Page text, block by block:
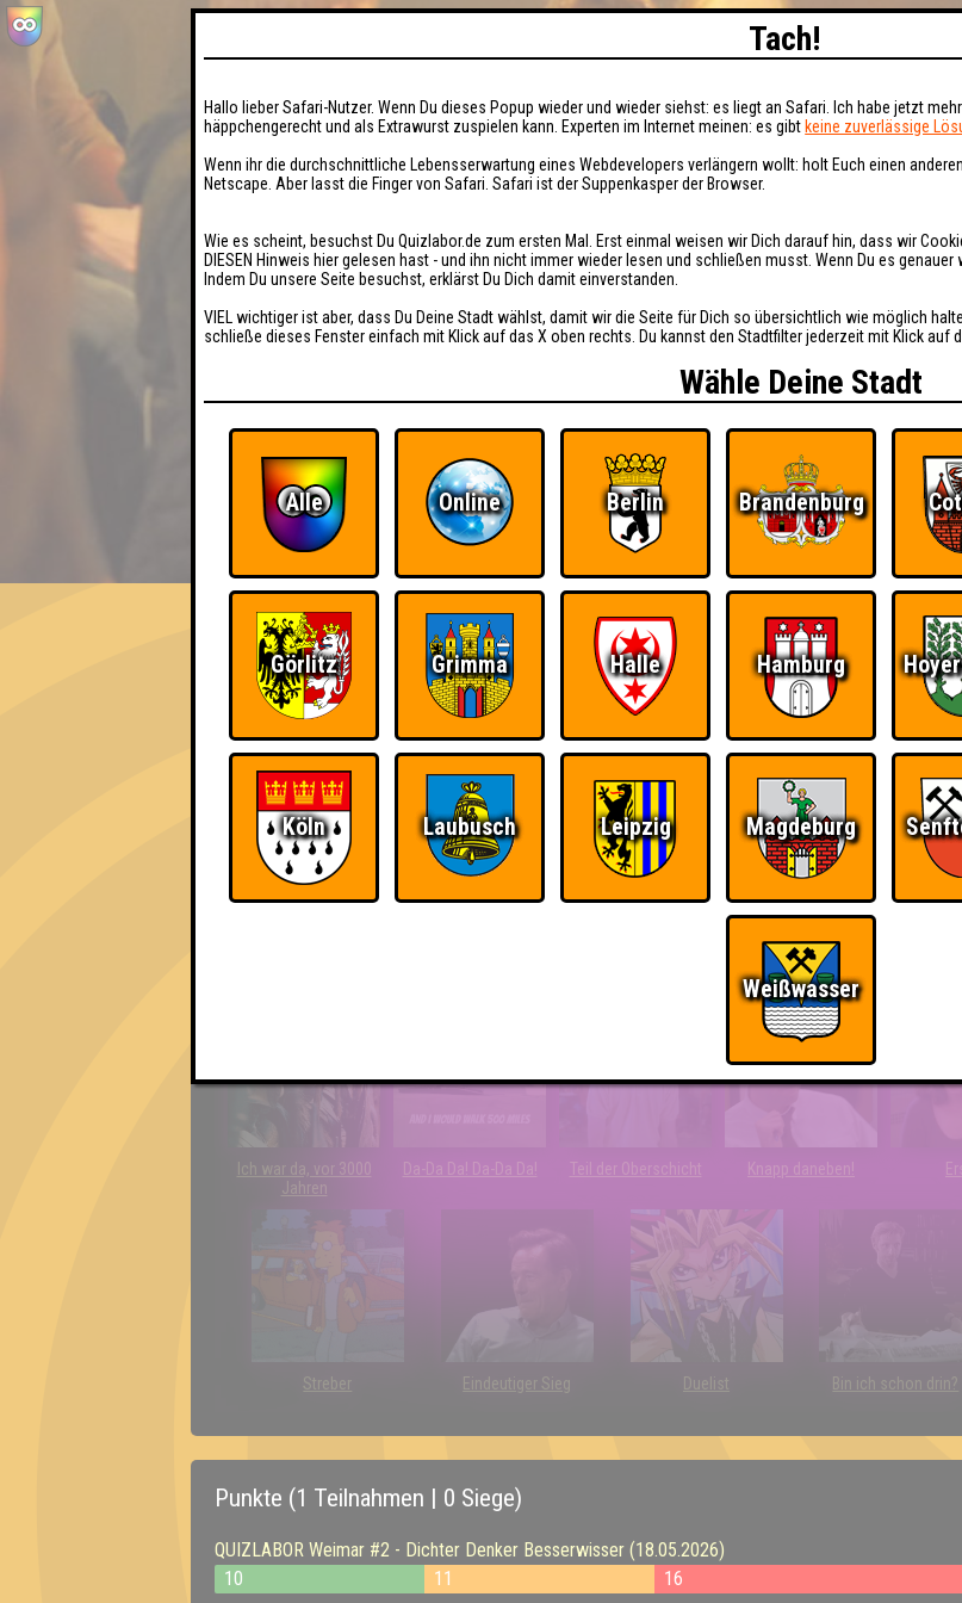
EVENTS HIGHSCORE RESERVIERUNG BUCHEN
Die Zwei Halbwissen
Errungenschaften
Kleiner Hinweis: bei uns sind Teams, die in einem Stechen verlieren, trotzdem auf dem 1. Platz -
für diese auch Errungenschaften für den 1. Platz.
Quizveteran
Ich war da, vor 3000
Jahren
Da-Da Da! Da-Da Da! Teil der Oberschicht Knapp daneben!
Streber Eindeutiger Sieg Duelist Bin ich schon drin?
Punkte (1 Teilnahmen | 0 Siege)
QUIZLABOR Weimar #2 - Dichter Denker Besserwisser (18.05.2026)
10
11 16
Tach!
Hallo lieber Safari-Nutzer. Wenn Du dieses Popup wieder und wieder siehst: es liegt an Safari. Ich habe jetzt
häppchengerecht und als Extrawurst zuspielen kann. Experten im Internet meinen: es gibt keine zuverlässige
Wenn ihr die durchschnittliche Lebensserwartung eines Webdevelopers verlängern wollt: holt Euch einen
Netscape. Aber lasst die Finger von Safari. Safari ist der Suppenkasper der Browser.
Wie es scheint, besuchst Du Quizlabor.de zum ersten Mal. Erst einmal weisen wir Dich darauf hin, dass wir
DIESEN Hinweis hier gelesen hast - und ihn nicht immer wieder lesen und schließen musst. Wenn Du es
Indem Du unsere Seite besuchst, erklärst Du Dich damit einverstanden.
VIEL wichtiger ist aber, dass Du Deine Stadt wählst, damit wir die Seite für Dich so übersichtlich wie möglich
schließe dieses Fenster einfach mit Klick auf das X oben rechts. Du kannst den Stadtfilter jederzeit mit Klick auf
Wähle Deine Stadt
Alle Online Berlin Brandenburg
Görlitz Grimma Halle Hamburg
Köln Laubusch Leipzig Magdeburg
Weißwasser